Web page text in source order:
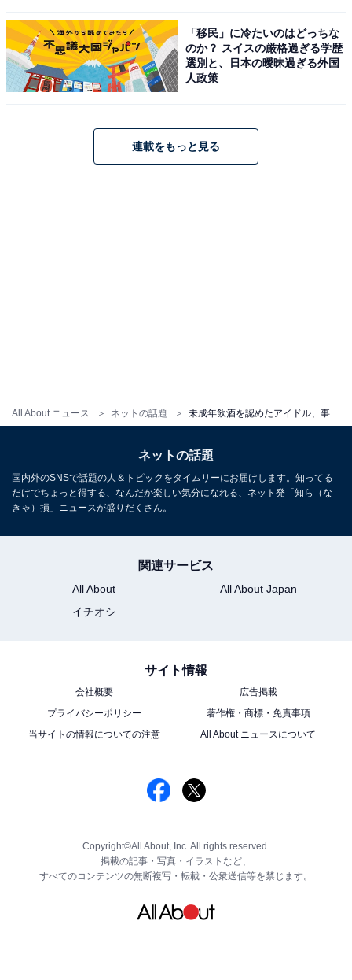
All About ニュース ネットの話題
「移民」に冷たいのはどっちな
のか？ スイスの厳格過ぎる学歴
選別と、日本の曖昧過ぎる外国
人政策
連載をもっと見る
ネットの話題
国内外のSNSで話題の人＆トピックをタイムリーにお届けします。知ってる
だけでちょっと得する、なんだか楽しい気分になれる、ネット発「知ら（な
きゃ）損」ニュースが盛りだくさん。
関連サービス
All About
All About Japan
イチオシ
サイト情報
会社概要
広告掲載
プライバシーポリシー
著作権・商標・免責事項
当サイトの情報についての注意
All About ニュースについて
Copyright©All About, Inc. All rights reserved.
掲載の記事・写真・イラストなど、
すべてのコンテンツの無断複写・転載・公衆送信等を禁じます。